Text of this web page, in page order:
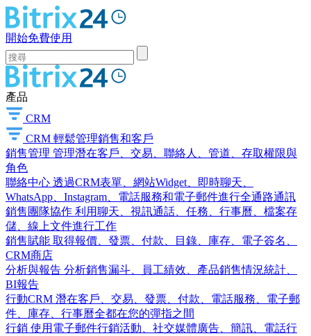
開始免費使用
產品
CRM
CRM 輕鬆管理銷售和客戶
銷售管理 管理潛在客戶、交易、聯絡人、管道、存取權限與
角色
聯絡中心 透過CRM表單、網站Widget、即時聊天、
WhatsApp、Instagram、電話服務和電子郵件進行全通路通訊
銷售團隊協作 利用聊天、視訊通話、任務、行事曆、檔案存
儲、線上文件進行工作
銷售賦能 取得報價、發票、付款、目錄、庫存、電子簽名、
CRM商店
分析與報告 分析銷售漏斗、員工績效、產品銷售情況統計、
BI報告
行動CRM 潛在客戶、交易、發票、付款、電話服務、電子郵
件、庫存、行事曆全都在您的彈指之間
行銷 使用電子郵件行銷活動、社交媒體廣告、簡訊、電話行